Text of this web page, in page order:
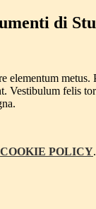
di
Vestibulum felis
COOKIE POLICY.